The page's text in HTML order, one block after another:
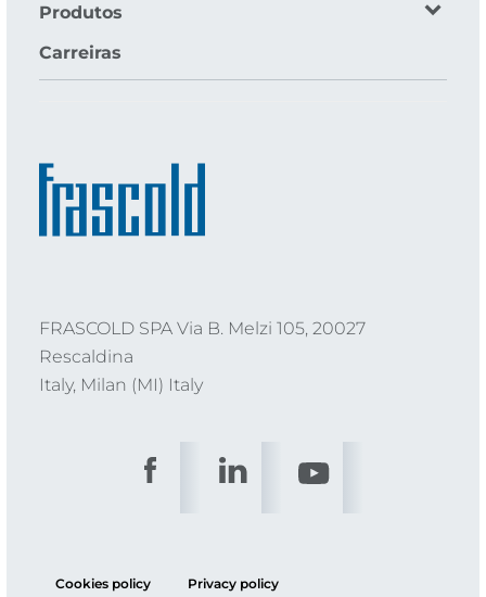
Produtos
Carreiras
FRASCOLD SPA Via B. Melzi 105, 20027
Rescaldina
Italy, Milan (MI) Italy
Cookies policy Privacy policy